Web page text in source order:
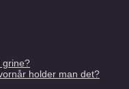
grine?
holder man det?